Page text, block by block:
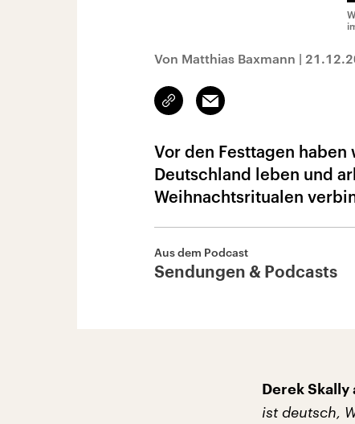
Von Matthias Baxmann |
Link
kopieren/teilen
Email
Vor den Festtagen
Deutschland leben und
Weihnachtsritualen
Aus dem Podcast
Sendungen & Podcasts
Derek Skally
ist deutsch,